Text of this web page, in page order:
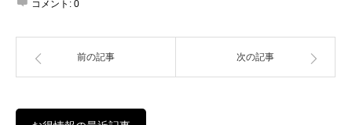
コメント: 0
前の記事 次の記事